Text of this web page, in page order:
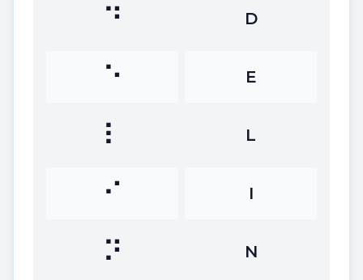
⠙ D
⠑ E
⠇ L
⠊ I
⠝ N